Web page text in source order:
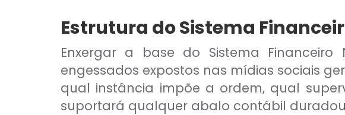
Estrutura do Sistema
Enxergar a base do Sistema
engessados expostos nas mídias sociais
qual instância impõe a ordem, qual
suportará qualquer abalo contábil